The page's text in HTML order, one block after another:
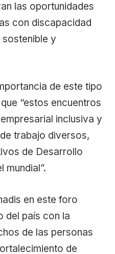
las oportunidades
con discapacidad
y
de este tipo
“estos encuentros
inclusiva y
trabajo diversos,
de Desarrollo
mundial”.
en este foro
del país con la
de las personas
de